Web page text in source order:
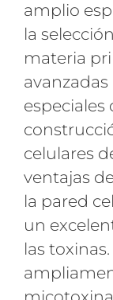
amplio
la
materia
especiales
celulares
ventajas
la pared
un
las